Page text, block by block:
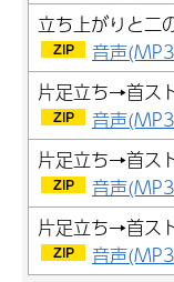
立ち上がりと二
音声
片足立ち→首ス
音声
片足立ち→首ス
音声
片足立ち→首ス
音声